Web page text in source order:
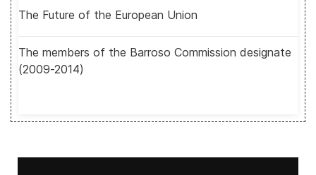
The Future of the European Union
The members of the Barroso Commission designate
(2009-2014)